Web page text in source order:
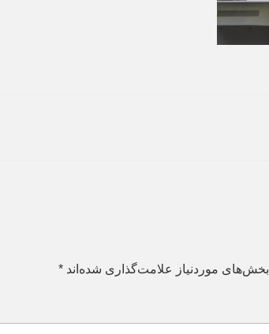
بخش‌های موردنیاز علامت‌گذاری شده‌اند *